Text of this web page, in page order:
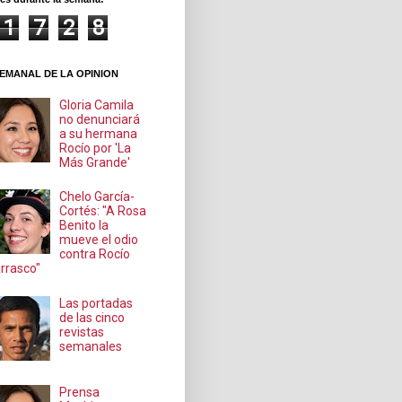
1 7 2
8
DE LA OPINION
Gloria Camila
no denunciará
a su hermana
Rocío por 'La
Más Grande'
Chelo García-
Cortés: "A Rosa
Benito la
mueve el odio
contra Rocío
Las portadas
de las cinco
revistas
semanales
Prensa